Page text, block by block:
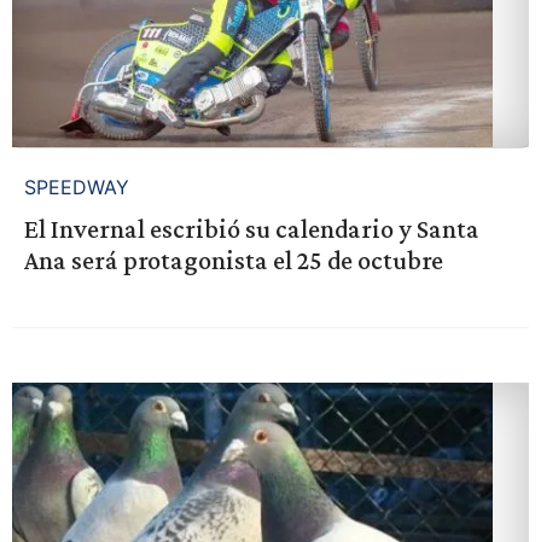
SPEEDWAY
El Invernal escribió su calendario y Santa
Ana será protagonista el 25 de octubre